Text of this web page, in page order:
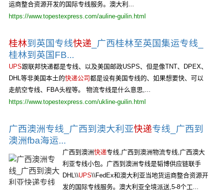
运商整合资源开发的国际专线服务。澳大利...
https://www.topestexpress.com/auline-guilin.html
桂林到英国专线快递 _广西桂林至英国集运专线_
桂林到英国FB...
UPS跟联邦快递都是专线、以及美国邮政USPS、但是像TNT、DPEX、
DHL等非美国本土的快递公司都是设有美国专线的、如果想要快、可以
走航空专线、FBA头程等。 物流专线是什么意思,...
https://www.topestexpress.com/ukline-guilin.html
广西澳洲专线_广西到澳大利亚快递专线_广西到
澳洲fba海运...
广西到澳洲快递专线,广西到澳洲物流专线,广西澳大
利亚专线小包。广西到澳洲专线是韬博供应链联手
DHL\\UPS\\FedEx和澳大利亚当地货运商整合资源开
发的国际专线服务。澳大利亚全境派送,5-8个工...